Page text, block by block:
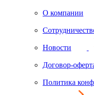
О компании
Новости
Договор-
Политика